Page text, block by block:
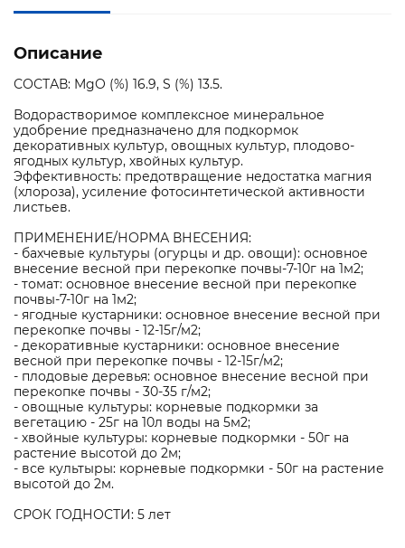
Описание
СОСТАВ: MgO (%) 16.9, S (%) 13.5.
Водорастворимое комплексное минеральное
удобрение предназначено для подкормок
декоративных культур, овощных культур, плодово-
ягодных культур, хвойных культур.
Эффективность: предотвращение недостатка магния
(хлороза), усиление фотосинтетической активности
листьев.
ПРИМЕНЕНИЕ/НОРМА ВНЕСЕНИЯ:
- бахчевые культуры (огурцы и др. овощи): основное
внесение весной при перекопке почвы-7-10г на 1м2;
- томат: основное внесение весной при перекопке
почвы-7-10г на 1м2;
- ягодные кустарники: основное внесение весной при
перекопке почвы - 12-15г/м2;
- декоративные кустарники: основное внесение
весной при перекопке почвы - 12-15г/м2;
- плодовые деревья: основное внесение весной при
перекопке почвы - 30-35 г/м2;
- овощные культуры: корневые подкормки за
вегетацию - 25г на 10л воды на 5м2;
- хвойные культуры: корневые подкормки - 50г на
растение высотой до 2м;
- все культыры: корневые подкормки - 50г на растение
высотой до 2м.
СРОК ГОДНОСТИ: 5 лет